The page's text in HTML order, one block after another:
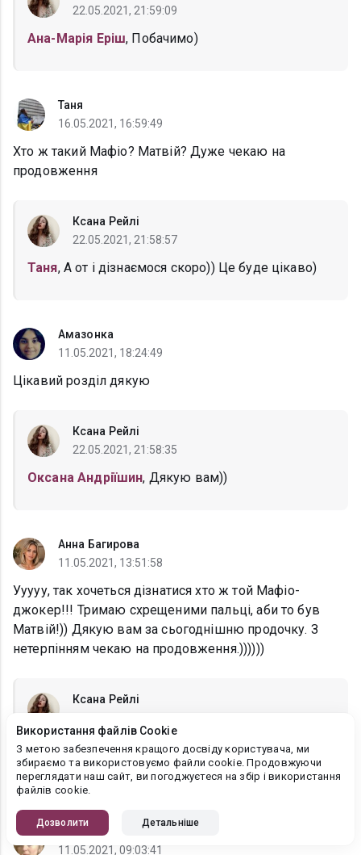
22.05.2021, 21:59:09
Ана-Марія Еріш, Побачимо)
Таня
16.05.2021, 16:59:49
Хто ж такий Мафіо? Матвій? Дуже чекаю на
продовження
Ксана Рейлі
22.05.2021, 21:58:57
Таня, А от і дізнаємося скоро)) Це буде цікаво)
Амазонка
11.05.2021, 18:24:49
Цікавий розділ дякую
Ксана Рейлі
22.05.2021, 21:58:35
Оксана Андріїшин, Дякую вам))
Анна Багирова
11.05.2021, 13:51:58
Ууууу, так хочеться дізнатися хто ж той Мафіо-
джокер!!! Тримаю схрещеними пальці, аби то був
Матвій!)) Дякую вам за сьогоднішню продочку. З
нетерпінням чекаю на продовження.))))))
Ксана Рейлі
Анна Багирова, Дізнаємося вже зовсім скоро))
Подивимося, Матві це, чи ні)
11.05.2021, 09:03:41
Використання файлів Cookie
З метою забезпечення кращого досвіду користувача, ми
збираємо та використовуємо файли cookie. Продовжуючи
переглядати наш сайт, ви погоджуєтеся на збір і використання
файлів cookie.
Дозволити Детальніше